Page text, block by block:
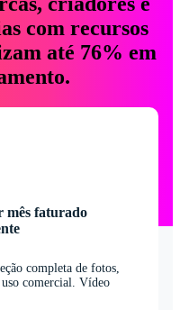
com recursos
até 76% em
mês faturado
completa de fotos,
comercial. Vídeo